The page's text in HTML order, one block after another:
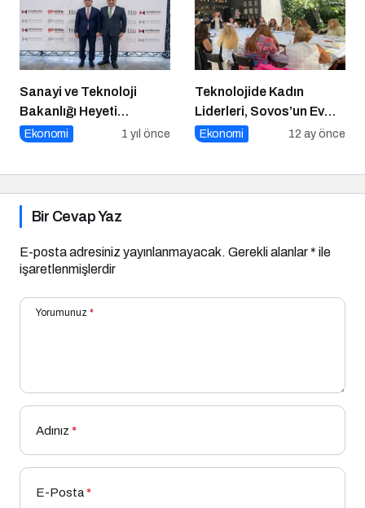
Sanayi ve Teknoloji
Bakanlığı Heyeti
Marmara Teknokent’i
Ekonomi 1 yıl önce
Teknolojide Kadın
Liderleri, Sovos’un Ev
Sahipliğinde Bir Araya
Ekonomi 12 ay önce
Bir Cevap Yaz
E-posta adresiniz yayınlanmayacak. Gerekli alanlar* ile
işaretlenmişlerdir
Yorumunuz *
Adınız *
E-Posta*